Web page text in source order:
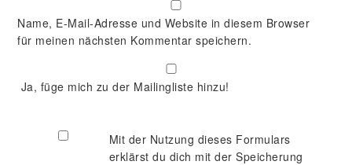
Name, E-Mail-Adresse und Website in diesem Browser
für meinen nächsten Kommentar speichern.
Ja, füge mich zu der Mailingliste hinzu!
Mit der Nutzung dieses Formulars
erklärst du dich mit der Speicherung